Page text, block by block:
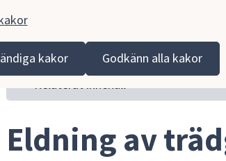
kakor Godkänn alla kakor
och infrastruktur Miljö, hälsoskydd och
Relaterat innehåll
Eldning av